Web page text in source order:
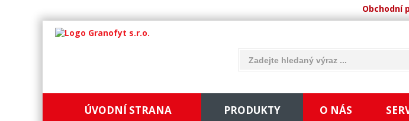
Obchodní
ÚVODNÍ STRANA PRODUKTY O NÁS